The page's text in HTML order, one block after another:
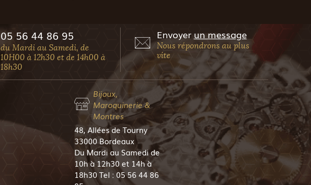
05 56 44 86 95
du Mardi au Samedi, de
10H00 à 12h30 et de 14h00 à
18h30
Envoyer un message
Nous répondrons au plus
vite
Bijoux,
Maroquinerie &
Montres
48, Allées de Tourny
33000 Bordeaux
Du Mardi au Samedi de
10h à 12h30 et 14h à
18h30 Tel : 05 56 44 86